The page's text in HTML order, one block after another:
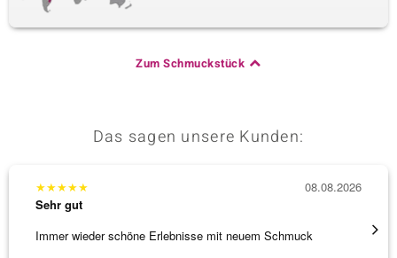
Zum Schmuckstück
Das sagen unsere Kunden:
★★★★★
Sehr gut
Immer wieder schöne Erlebnisse mit neuem Schmuck
08.08.2026